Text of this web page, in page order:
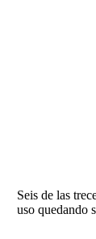
Seis de las
uso quedando